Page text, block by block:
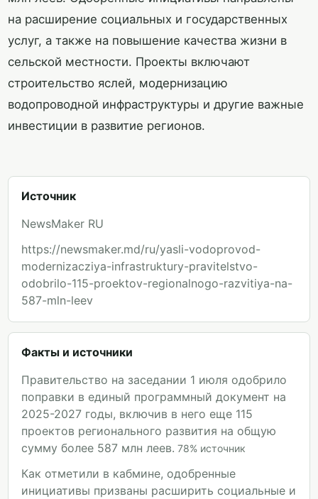
на расширение социальных и государственных
услуг, а также на повышение качества жизни в
сельской местности. Проекты включают
строительство яслей, модернизацию
водопроводной инфраструктуры и другие важные
инвестиции в развитие регионов.
Источник
NewsMaker RU
https://newsmaker.md/ru/yasli-vodoprovod-
modernizacziya-infrastruktury-pravitelstvo-
odobrilo-115-proektov-regionalnogo-razvitiya-na-
587-mln-leev
Факты и источники
Правительство на заседании 1 июля одобрило
поправки в единый программный документ на
2025-2027 годы, включив в него еще 115
проектов регионального развития на общую
сумму более 587 млн леев. 78% источник
Как отметили в кабмине, одобренные
инициативы призваны расширить социальные и